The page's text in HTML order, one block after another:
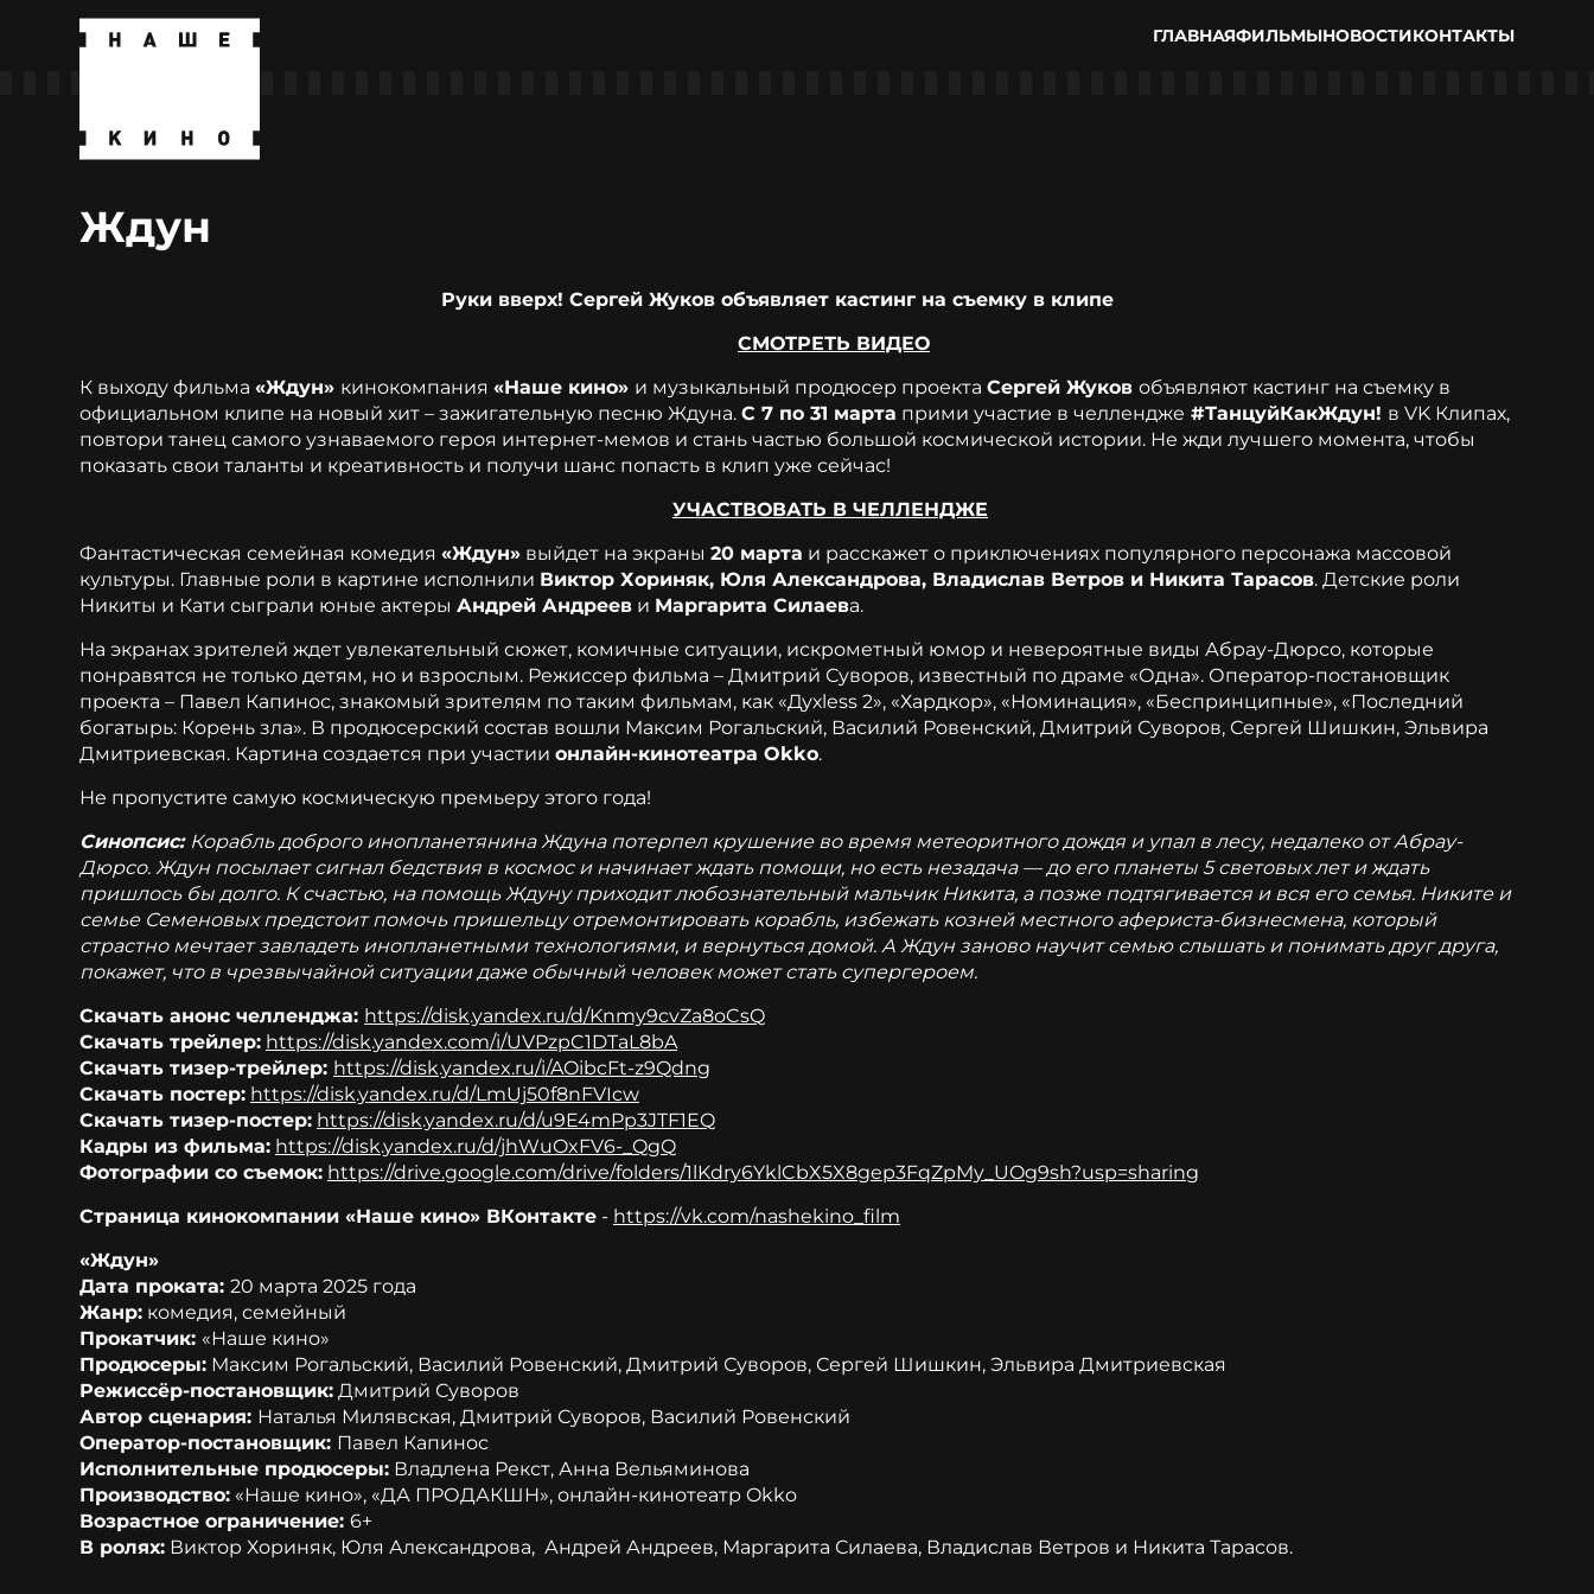
ГЛАВНАЯФИЛЬМЫНОВОСТИКОНТАКТЫ
Ждун
Руки вверх! Сергей Жуков объявляет кастинг на съемку в клипе
СМОТРЕТЬ ВИДЕО
К выходу фильма «Ждун» кинокомпания «Наше кино» и музыкальный продюсер проекта Сергей Жуков объявляют кастинг на съемку в
официальном клипе на новый хит – зажигательную песню Ждуна. С 7 по 31 марта прими участие в челлендже #ТанцуйКакЖдун! в VK Клипах,
повтори танец самого узнаваемого героя интернет-мемов и стань частью большой космической истории. Не жди лучшего момента, чтобы
показать свои таланты и креативность и получи шанс попасть в клип уже сейчас!
УЧАСТВОВАТЬ В ЧЕЛЛЕНДЖЕ
Фантастическая семейная комедия «Ждун» выйдет на экраны 20 марта и расскажет о приключениях популярного персонажа массовой
культуры. Главные роли в картине исполнили Виктор Хориняк, Юля Александрова, Владислав Ветров и Никита Тарасов. Детские роли
Никиты и Кати сыграли юные актеры Андрей Андреев и Маргарита Силаева.
На экранах зрителей ждет увлекательный сюжет, комичные ситуации, искрометный юмор и невероятные виды Абрау-Дюрсо, которые
понравятся не только детям, но и взрослым. Режиссер фильма – Дмитрий Суворов, известный по драме «Одна». Оператор-постановщик
проекта – Павел Капинос, знакомый зрителям по таким фильмам, как «Духless 2», «Хардкор», «Номинация», «Беспринципные», «Последний
богатырь: Корень зла». В продюсерский состав вошли Максим Рогальский, Василий Ровенский, Дмитрий Суворов, Сергей Шишкин, Эльвира
Дмитриевская. Картина создается при участии онлайн-кинотеатра Okko.
Не пропустите самую космическую премьеру этого года!
Синопсис: Корабль доброго инопланетянина Ждуна потерпел крушение во время метеоритного дождя и упал в лесу, недалеко от Абрау-
Дюрсо. Ждун посылает сигнал бедствия в космос и начинает ждать помощи, но есть незадача — до его планеты 5 световых лет и ждать
пришлось бы долго. К счастью, на помощь Ждуну приходит любознательный мальчик Никита, а позже подтягивается и вся его семья. Никите и
семье Семеновых предстоит помочь пришельцу отремонтировать корабль, избежать козней местного афериста-бизнесмена, который
страстно мечтает завладеть инопланетными технологиями, и вернуться домой. А Ждун заново научит семью слышать и понимать друг друга,
покажет, что в чрезвычайной ситуации даже обычный человек может стать супергероем.
Скачать анонс челленджа: https://disk.yandex.ru/d/Knmy9cvZa8oCsQ
Скачать трейлер: https://disk.yandex.com/i/UVPzpC1DTaL8bA
Скачать тизер-трейлер: https://disk.yandex.ru/i/AOibcFt-z9Qdng
Скачать постер: https://disk.yandex.ru/d/LmUj50f8nFVIcw
Скачать тизер-постер: https://disk.yandex.ru/d/u9E4mPp3JTF1EQ
Кадры из фильма: https://disk.yandex.ru/d/jhWuOxFV6-_QgQ
Фотографии со съемок: https://drive.google.com/drive/folders/1lKdry6YklCbX5X8gep3FqZpMy_UOg9sh?usp=sharing
Страница кинокомпании «Наше кино» ВКонтакте - https://vk.com/nashekino_film
«Ждун»
Дата проката: 20 марта 2025 года
Жанр: комедия, семейный
Прокатчик: «Наше кино»
Продюсеры: Максим Рогальский, Василий Ровенский, Дмитрий Суворов, Сергей Шишкин, Эльвира Дмитриевская
Режиссёр-постановщик: Дмитрий Суворов
Автор сценария: Наталья Милявская, Дмитрий Суворов, Василий Ровенский
Оператор-постановщик: Павел Капинос
Исполнительные продюсеры: Владлена Рекст, Анна Вельяминова
Производство: «Наше кино», «ДА ПРОДАКШН», онлайн-кинотеатр Okko
Возрастное ограничение: 6+
В ролях: Виктор Хориняк, Юля Александрова, Андрей Андреев, Маргарита Силаева, Владислав Ветров и Никита Тарасов.